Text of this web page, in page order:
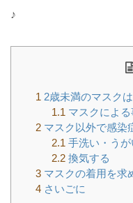
♪
1 2歳未満のマスク
1.1 マスクによる
2 マスク以外で感染
2.1 手洗い・うが
2.2換気する
3 マスクの着用を求
4 さいごに